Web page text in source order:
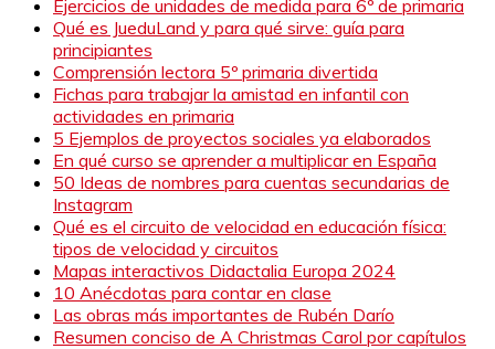
Ejercicios de unidades de medida para 6º de primaria
Qué es JueduLand y para qué sirve: guía para
principiantes
Comprensión lectora 5º primaria divertida
Fichas para trabajar la amistad en infantil con
actividades en primaria
5 Ejemplos de proyectos sociales ya elaborados
En qué curso se aprender a multiplicar en España
50 Ideas de nombres para cuentas secundarias de
Instagram
Qué es el circuito de velocidad en educación física:
tipos de velocidad y circuitos
Mapas interactivos Didactalia Europa 2024
10 Anécdotas para contar en clase
Las obras más importantes de Rubén Darío
Resumen conciso de A Christmas Carol por capítulos